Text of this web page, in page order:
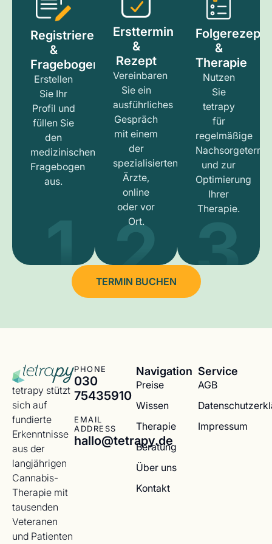
Registrieren
&
Fragebogen
Erstellen
Sie Ihr
Profil und
füllen Sie
den
medizinischen
Fragebogen
aus.
1
Ersttermin
&
Rezept
Vereinbaren
Sie ein
ausführliches
Gespräch
mit einem
der
spezialisierten
Ärzte,
online
oder vor
Ort.
2
Folgerezept
&
Therapie
Nutzen
Sie
tetrapy
für
regelmäßige
und zur
Optimierung
Ihrer
Therapie.
3
TERMIN BUCHEN
tetrapy stützt
sich auf
fundierte
Erkenntnisse
aus der
langjährigen
Cannabis-
Therapie mit
tausenden
Veteranen
und Patienten
PHONE
030
75435910
EMAIL
ADDRESS
hallo@tetrapy.de
Navigation
Preise
Wissen
Therapie
Beratung
Über uns
Kontakt
Service
AGB
Impressum